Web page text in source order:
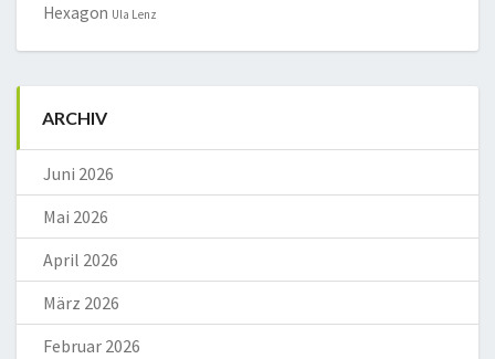
Hexagon Ula Lenz
ARCHIV
Juni 2026
Mai 2026
April 2026
März 2026
Februar 2026